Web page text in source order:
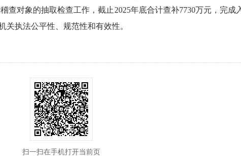
查对象的抽取检查工作，截止2025年底合计查补7730万元，完成
关执法公平性、规范性和有效性。
扫一扫在手机打开当前页